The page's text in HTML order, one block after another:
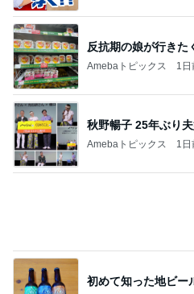
男子に大好評のコス
秋吉久美子 友達から